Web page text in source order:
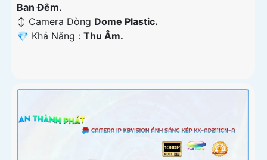
Ban Ðêm.
↕️ Camera Dòng Dome Plastic.
️💎 Khả Năng : Thu Âm.